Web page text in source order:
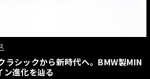
ラシックから新時代へ。BMW製MIN
進化を辿る